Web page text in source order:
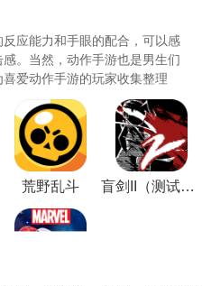
质感的服装饰品;
灯光特效;
来全新的视听体验。
蹈游戏，拥有领先同类游
局玩法;
有全3D可行走和进行多
应能力和手眼的配合，可以感
。当然，动作手游也是男生们
爱动作手游的玩家收集整理
提供免费下载资源。欢迎免费下
荒野乱斗 盲剑II（测试版）